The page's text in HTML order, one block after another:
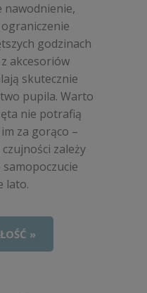
nawodnienie,
godzinach
akcesoriów
skutecznie
pupila. Warto
nie potrafią
za gorąco –
zależy
lato.
»